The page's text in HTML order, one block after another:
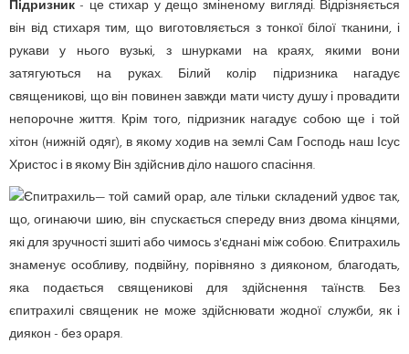
Підризник - це стихар у дещо зміненому вигляді. Відрізняється
він від стихаря тим, що виготовляється з тонкої білої тканини, і
рукави у нього вузькі, з шнурками на краях, якими вони
затягуються на руках. Білий колір підризника нагадує
священикові, що він повинен завжди мати чисту душу і провадити
непорочне життя. Крім того, підризник нагадує собою ще і той
хітон (нижній одяг), в якому ходив на землі Сам Господь наш Ісус
Христос і в якому Він здійснив діло нашого спасіння.
— той самий орар, але тільки складений удвоє так,
що, огинаючи шию, він спускається спереду вниз двома кінцями,
які для зручності зшиті або чимось з'єднані між собою. Єпитрахиль
знаменує особливу, подвійну, порівняно з дияконом, благодать,
яка подається священикові для здійснення таїнств. Без
єпитрахилі священик не може здійснювати жодної служби, як і
диякон - без ораря.